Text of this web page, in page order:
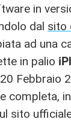
in
dal sito
ad una
in palio
Febbraio
completa,
sito